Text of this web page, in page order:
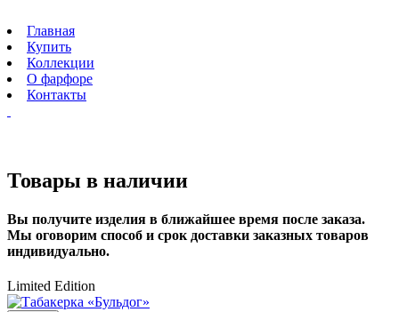
Главная
Купить
Коллекции
О фарфоре
Контакты
Товары в наличии
Вы получите изделия в ближайшее время после заказа.
Мы оговорим способ и срок доставки заказных товаров
индивидуально.
Limited Edition